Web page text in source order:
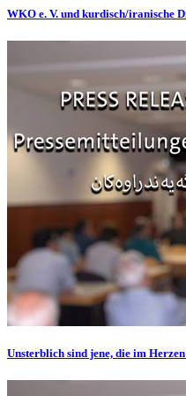
WKO e. V. und kurdisch/iranische
Unsterblich sind jene, die im